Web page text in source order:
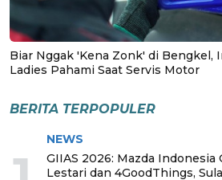
Biar Nggak 'Kena Zonk' di Bengkel,
Ladies Pahami Saat Servis Motor
BERITA TERPOPULER
NEWS
GIIAS 2026: Mazda Indonesia
Lestari dan 4GoodThings,